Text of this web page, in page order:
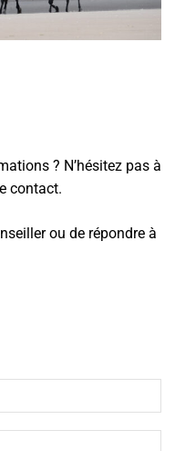
? N’hésitez pas à
contact.
ou de répondre à